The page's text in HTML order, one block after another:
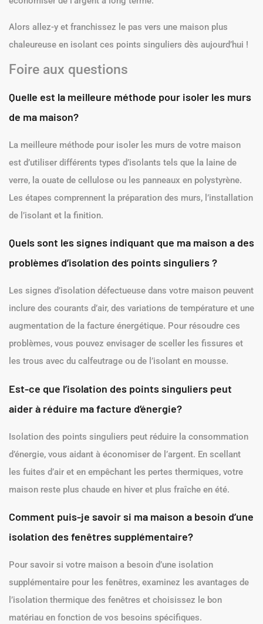
Alors allez-y et franchissez le pas vers une maison plus
chaleureuse en isolant ces points singuliers dès aujourd’hui !
Foire aux questions
Quelle est la meilleure méthode pour isoler les murs
de ma maison?
La meilleure méthode pour isoler les murs de votre maison
est d’utiliser différents types d’isolants tels que la laine de
verre, la ouate de cellulose ou les panneaux en polystyrène.
Les étapes comprennent la préparation des murs, l’installation
de l’isolant et la finition.
Quels sont les signes indiquant que ma maison a des
problèmes d’isolation des points singuliers ?
Les signes d’isolation défectueuse dans votre maison peuvent
inclure des courants d’air, des variations de température et une
augmentation de la facture énergétique. Pour résoudre ces
problèmes, vous pouvez envisager de sceller les fissures et
les trous avec du calfeutrage ou de l’isolant en mousse.
Est-ce que l’isolation des points singuliers peut
aider à réduire ma facture d’énergie?
Isolation des points singuliers peut réduire la consommation
d’énergie, vous aidant à économiser de l’argent. En scellant
les fuites d’air et en empêchant les pertes thermiques, votre
maison reste plus chaude en hiver et plus fraîche en été.
Comment puis-je savoir si ma maison a besoin d’une
isolation des fenêtres supplémentaire?
Pour savoir si votre maison a besoin d’une isolation
supplémentaire pour les fenêtres, examinez les avantages de
l’isolation thermique des fenêtres et choisissez le bon
matériau en fonction de vos besoins spécifiques.